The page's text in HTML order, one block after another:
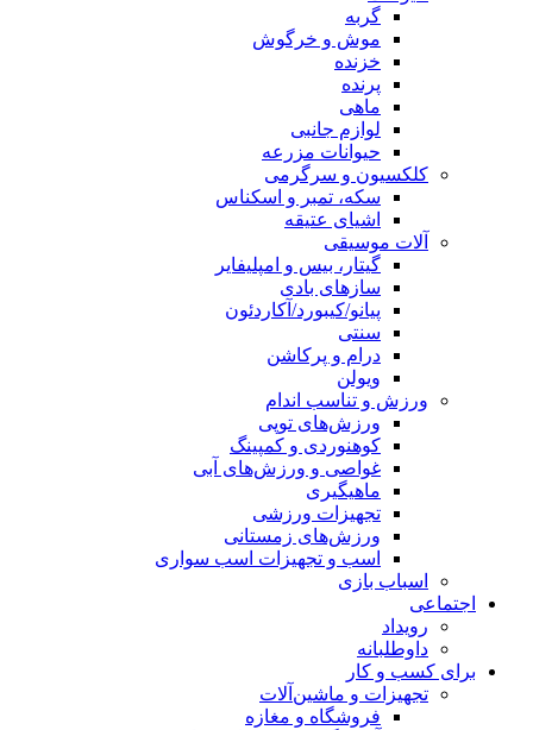
گربه
موش و خرگوش
خزنده
پرنده
ماهی
لوازم جانبی
حیوانات مزرعه
کلکسیون و سرگرمی
سکه، تمبر و اسکناس
اشیای عتیقه
آلات موسیقی
گیتار، بیس و امپلیفایر
سازهای بادی
پیانو/کیبورد/آکاردئون
سنتی
درام و پرکاشن
ویولن
ورزش و تناسب اندام
ورزش‌های توپی
کوهنوردی و کمپینگ
غواصی و ورزش‌های آبی
ماهیگیری
تجهیزات ورزشی
ورزش‌های زمستانی
اسب و تجهیزات اسب سواری
اسباب‌ بازی
اجتماعی
رویداد
داوطلبانه
برای کسب و کار
تجهیزات و ماشین‌آلات
فروشگاه و مغازه